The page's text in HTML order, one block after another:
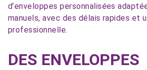
d’enveloppes personnalisées
manuels, avec des délais rapides et
professionnelle.
DES ENVELOPPES